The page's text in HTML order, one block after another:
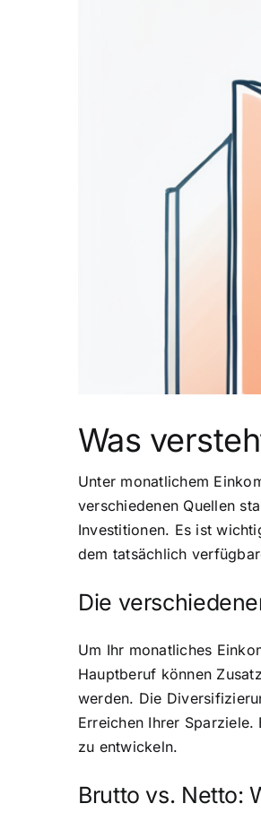
Was
Unter monatlichem
verschiedenen Quellen
Investitionen. Es ist
dem tatsächlich
Die
Um Ihr monatliches
Hauptberuf können
werden. Die
Erreichen Ihrer
zu entwickeln.
Brutto vs. Netto: